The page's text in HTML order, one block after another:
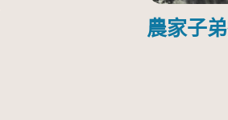
農家子